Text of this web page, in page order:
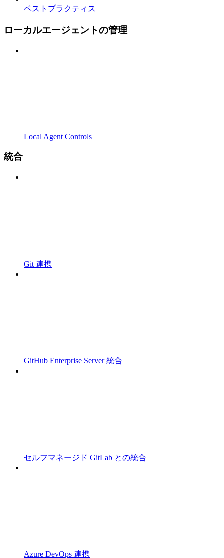
ベストプラクティス
ローカルエージェントの管理
Local Agent Controls
統合
Git 連携
GitHub Enterprise Server 統合
セルフマネージド GitLab との統合
Azure DevOps 連携